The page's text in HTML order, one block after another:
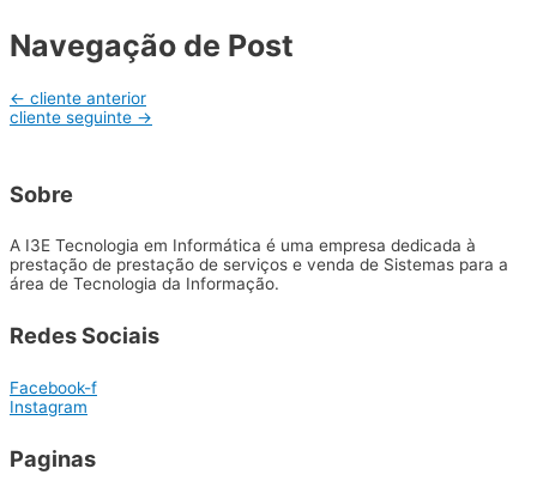
Navegação de Post
← cliente anterior
cliente seguinte →
Sobre
A I3E Tecnologia em Informática é uma empresa dedicada à
prestação de prestação de serviços e venda de Sistemas para a
área de Tecnologia da Informação.
Redes Sociais
Facebook-f
Instagram
Paginas